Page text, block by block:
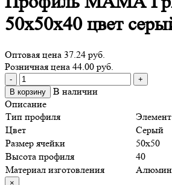
50х50х40 цвет
Оптовая цена 37.24 руб.
Розничная цена 44.00 руб.
Количество
товара
Профиль
МАМА
Грильято
50х50х40
цвет
серый
-
+
В корзину
В наличии
Описание
Тип профиля
Цвет
Серый
Размер ячейки
50х50
Высота профиля
40
Материал изготовления
×